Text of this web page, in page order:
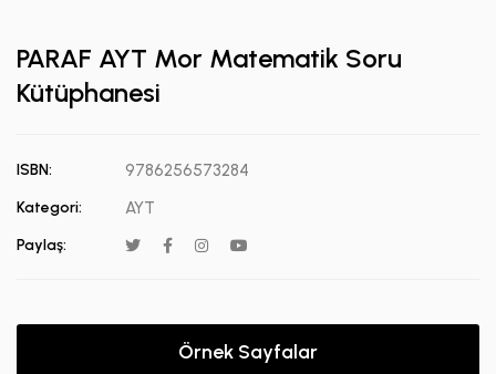
PARAF AYT Mor Matematik Soru
Kütüphanesi
ISBN: 9786256573284
Kategori: AYT
Paylaş:
Örnek Sayfalar